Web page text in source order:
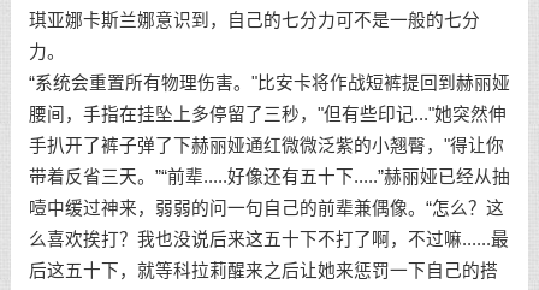
琪亚娜卡斯兰娜意识到，自己的七分力可不是一般的七分
力。
“系统会重置所有物理伤害。"比安卡将作战短裤提回到赫丽娅
腰间，手指在挂坠上多停留了三秒，"但有些印记..."她突然伸
手扒开了裤子弹了下赫丽娅通红微微泛紫的小翘臀，"得让你
带着反省三天。”“前辈.....好像还有五十下.....”赫丽娅已经从抽
噎中缓过神来，弱弱的问一句自己的前辈兼偶像。“怎么？这
么喜欢挨打？我也没说后来这五十下不打了啊，不过嘛......最
后这五十下，就等科拉莉醒来之后让她来惩罚一下自己的搭